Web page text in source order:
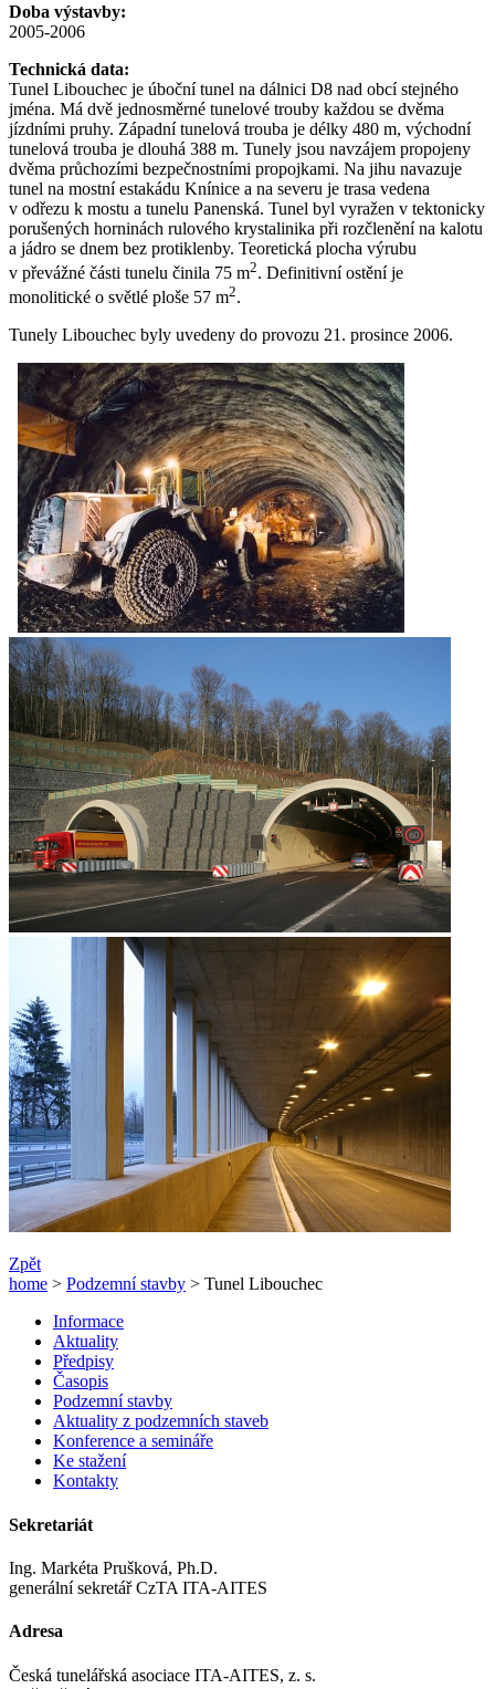
Doba výstavby:
2005-2006
Technická data:
Tunel Libouchec je úboční tunel na dálnici D8 nad obcí stejného
jména. Má dvě jednosměrné tunelové trouby každou se dvěma
jízdními pruhy. Západní tunelová trouba je délky 480 m, východní
tunelová trouba je dlouhá 388 m. Tunely jsou navzájem propojeny
dvěma průchozími bezpečnostními propojkami. Na jihu navazuje
tunel na mostní estakádu Knínice a na severu je trasa vedena
v odřezu k mostu a tunelu Panenská. Tunel byl vyražen v tektonicky
porušených horninách rulového krystalinika při rozčlenění na kalotu
a jádro se dnem bez protiklenby. Teoretická plocha výrubu
v převážné části tunelu činila 75 m2. Definitivní ostění je
monolitické o světlé ploše 57 m2.
Tunely Libouchec byly uvedeny do provozu 21. prosince 2006.
Zpět
home > Podzemní stavby > Tunel Libouchec
Informace
Aktuality
Předpisy
Časopis
Podzemní stavby
Aktuality z podzemních staveb
Konference a semináře
Ke stažení
Kontakty
Sekretariát
Ing. Markéta Prušková, Ph.D.
generální sekretář CzTA ITA-AITES
Adresa
Česká tunelářská asociace ITA-AITES, z. s.